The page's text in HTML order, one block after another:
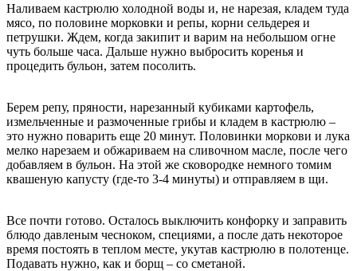
Наливаем кастрюлю холодной воды и, не нарезая, кладем туда
мясо, по половине морковки и репы, корни сельдерея и
петрушки. Ждем, когда закипит и варим на небольшом огне
чуть больше часа. Дальше нужно выбросить коренья и
процедить бульон, затем посолить.
Берем репу, пряности, нарезанный кубиками картофель,
измельченные и размоченные грибы и кладем в кастрюлю –
это нужно поварить еще 20 минут. Половинки моркови и лука
мелко нарезаем и обжариваем на сливочном масле, после чего
добавляем в бульон. На этой же сковородке немного томим
квашеную капусту (где-то 3-4 минуты) и отправляем в щи.
Все почти готово. Осталось выключить конфорку и заправить
блюдо давленым чесноком, специями, а после дать некоторое
время постоять в теплом месте, укутав кастрюлю в полотенце.
Подавать нужно, как и борщ – со сметаной.